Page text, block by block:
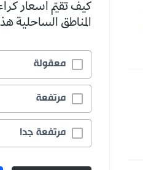
كيف تقيّم أسعار
المناطق الساحلية
معقولة
مرتفعة
مرتفعة جدا